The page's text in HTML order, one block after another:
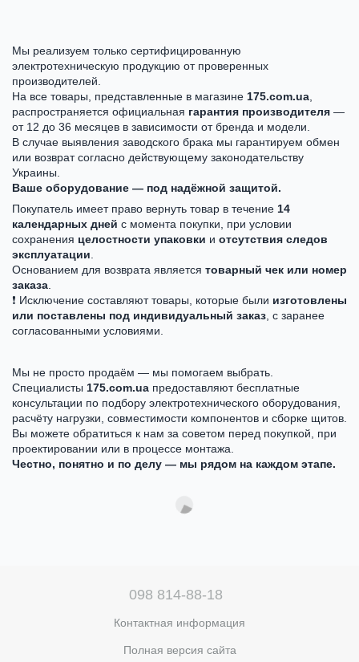
Мы реализуем только сертифицированную
электротехническую продукцию от проверенных
производителей.
На все товары, представленные в магазине 175.com.ua
распространяется официальная гарантия производителя —
от 12 до 36 месяцев в зависимости от бренда и модели.
В случае выявления заводского брака мы гарантируем обмен
или возврат согласно действующему законодательству
Украины.
Ваше оборудование — под надёжной защитой.
Покупатель имеет право вернуть товар в течение 14
календарных дней с момента покупки, при условии
сохранения целостности упаковки и отсутствия следов
эксплуатации
Основанием для возврата является товарный чек или номер
заказа
❗ Исключение составляют товары, которые были изготовлены
или поставлены под индивидуальный заказ , с заранее
согласованными условиями.
Мы не просто продаём — мы помогаем выбрать.
Специалисты 175.com.ua предоставляют бесплатные
консультации по подбору электротехнического оборудования,
расчёту нагрузки, совместимости компонентов и сборке щитов.
Вы можете обратиться к нам за советом перед покупкой, при
проектировании или в процессе монтажа.
Честно, понятно и по делу — мы рядом на каждом этапе.
098 814-88-18
Контактная информация
Полная версия сайта